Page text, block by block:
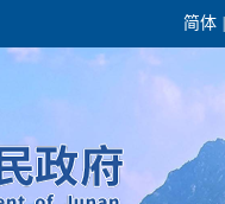
简体
领导之窗